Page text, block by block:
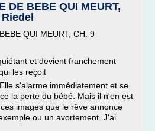
DE BEBE QUI MEURT,
QUI MEURT, CH. 9
et devient franchement
les reçoit
s'alarme immédiatement et se
la perte du bébé. Mais il n'en est
images que le rêve annonce
ou un avortement. J'ai